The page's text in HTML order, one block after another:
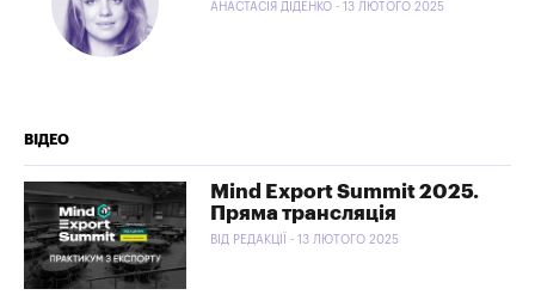
АНАСТАСІЯ ДІДЕНКО - 13 ЛЮТОГО 2025
ВІДЕО
Mind Export Summit 2025.
Пряма трансляція
ВІД РЕДАКЦІЇ - 13 ЛЮТОГО 2025